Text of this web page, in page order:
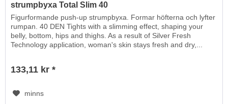
strumpbyxa Total Slim 40
Figurformande push-up strumpbyxa. Formar höfterna och lyfter
rumpan. 40 DEN Tights with a slimming effect, shaping your
belly, bottom, hips and thighs. As a result of Silver Fresh
Technology application, woman's skin stays fresh and dry,...
133,11 kr *
minns